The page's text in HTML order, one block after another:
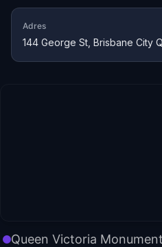
Adres
144 George St, Brisbane City
Queen Victoria Monument